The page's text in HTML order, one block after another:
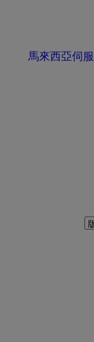
馬來西亞伺